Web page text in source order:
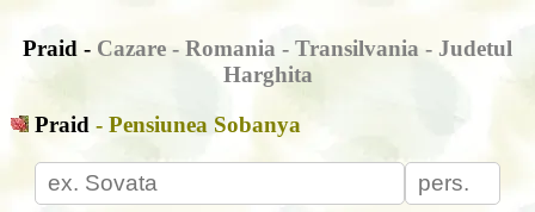
Praid - Cazare - Romania - Transilvania - Judetul
Harghita
Praid - Pensiunea Sobanya